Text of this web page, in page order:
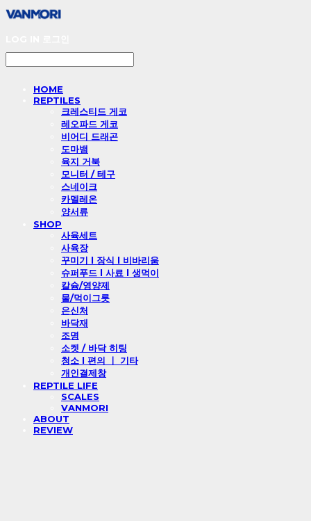
HOME
REPTILES
크레스티드 게코
레오파드 게코
비어디 드래곤
도마뱀
육지 거북
모니터 / 테구
스네이크
카멜레온
양서류
SHOP
사육세트
사육장
꾸미기 l 장식 l 비바리움
슈퍼푸드 l 사료 l 생먹이
칼슘/영양제
물/먹이그릇
은신처
바닥재
조명
소켓 / 바닥 히팅
청소 l 편의 ㅣ 기타
개인결제창
REPTILE LIFE
SCALES
VANMORI
ABOUT
REVIEW